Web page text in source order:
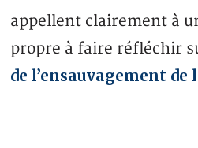
appellent clairement à
propre à faire réfléchir
de l’ensauvagement de